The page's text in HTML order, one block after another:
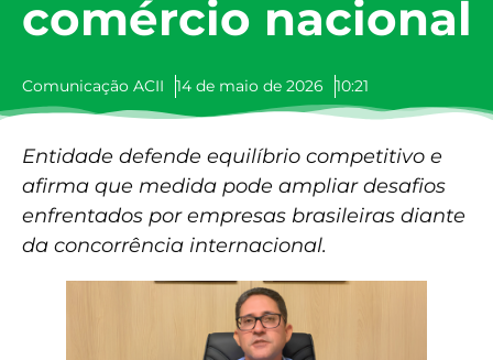
comércio nacional
Comunicação ACII 14 de maio de 2026 10:21
Entidade defende equilíbrio competitivo e
afirma que medida pode ampliar desafios
enfrentados por empresas brasileiras diante
da concorrência internacional.